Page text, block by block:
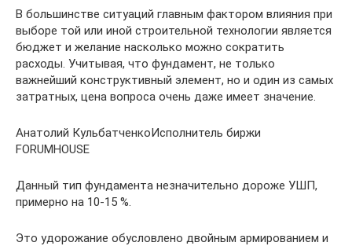
В большинстве ситуаций главным фактором влияния при
выборе той или иной строительной технологии является
бюджет и желание насколько можно сократить
расходы. Учитывая, что фундамент, не только
важнейший конструктивный элемент, но и один из самых
затратных, цена вопроса очень даже имеет значение.
Анатолий КульбатченкоИсполнитель биржи
FORUMHOUSE
Данный тип фундамента незначительно дороже УШП,
примерно на 10-15 %.
Это удорожание обусловлено двойным армированием и